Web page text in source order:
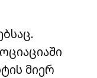
მიერ